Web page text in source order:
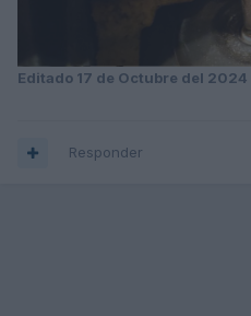
Editado 17 de Octubre del 2024
Responder